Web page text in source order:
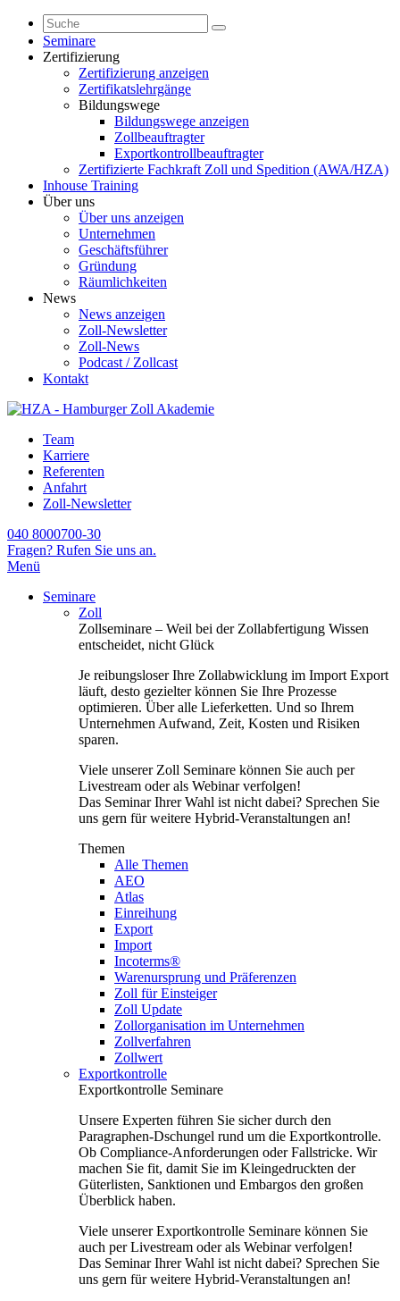
Seminare
Zertifizierung
Zertifizierung anzeigen
Zertifikatslehrgänge
Bildungswege
Bildungswege anzeigen
Zollbeauftragter
Exportkontrollbeauftragter
Zertifizierte Fachkraft Zoll und Spedition (AWA/HZA)
Inhouse Training
Über uns
Über uns anzeigen
Unternehmen
Geschäftsführer
Gründung
Räumlichkeiten
News
News anzeigen
Zoll-Newsletter
Zoll-News
Podcast / Zollcast
Kontakt
Team
Karriere
Referenten
Anfahrt
Zoll-Newsletter
040 8000700-30
Fragen? Rufen Sie uns an.
Menü
Seminare
Zoll
Zollseminare – Weil bei der Zollabfertigung Wissen
entscheidet, nicht Glück
Je reibungsloser Ihre Zollabwicklung im Import Export
läuft, desto gezielter können Sie Ihre Prozesse
optimieren. Über alle Lieferketten. Und so Ihrem
Unternehmen Aufwand, Zeit, Kosten und Risiken
sparen.
Viele unserer Zoll Seminare können Sie auch per
Livestream oder als Webinar verfolgen!
Das Seminar Ihrer Wahl ist nicht dabei? Sprechen Sie
uns gern für weitere Hybrid-Veranstaltungen an!
Themen
Alle Themen
AEO
Atlas
Einreihung
Export
Import
Incoterms®
Warenursprung und Präferenzen
Zoll für Einsteiger
Zoll Update
Zollorganisation im Unternehmen
Zollverfahren
Zollwert
Exportkontrolle
Exportkontrolle Seminare
Unsere Experten führen Sie sicher durch den
Paragraphen-Dschungel rund um die Exportkontrolle.
Ob Compliance-Anforderungen oder Fallstricke. Wir
machen Sie fit, damit Sie im Kleingedruckten der
Güterlisten, Sanktionen und Embargos den großen
Überblick haben.
Viele unserer Exportkontrolle Seminare können Sie
auch per Livestream oder als Webinar verfolgen!
Das Seminar Ihrer Wahl ist nicht dabei? Sprechen Sie
uns gern für weitere Hybrid-Veranstaltungen an!